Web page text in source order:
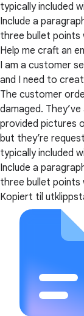
typically included
Include a
three bullet
Help me craft an
I am a customer
and I need to
The customer
damaged.
provided pictures
but they’re
typically included
Include a
three bullet
Kopiert til